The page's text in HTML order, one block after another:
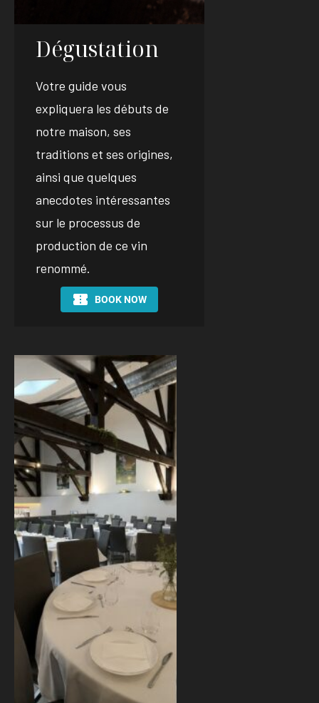
Dégustation
Votre guide vous
expliquera les débuts de
notre maison, ses
traditions et ses origines,
ainsi que quelques
anecdotes intéressantes
sur le processus de
production de ce vin
renommé.